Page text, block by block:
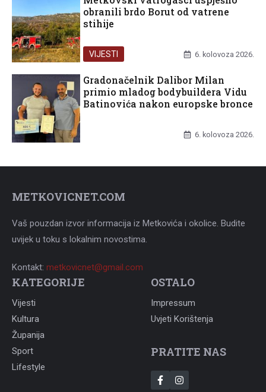
obranili brdo Borut od vatrene
stihije
VIJESTI 6. kolovoza 2026.
Gradonačelnik Dalibor Milan
primio mladog bodybuildera Vidu
Batinovića nakon europske bronce
6. kolovoza 2026.
METKOVICNET.COM
Vaš pouzdan izvor informacija iz Metkovića i okolice. Budite
uvijek u toku s lokalnim novostima.
Kontakt: metkovicnet@gmail.com
KATEGORIJE
Vijesti
Kultura
Županija
Sport
Lifestyle
OSTALO
Impressum
Uvjeti Korištenja
PRATITE NAS